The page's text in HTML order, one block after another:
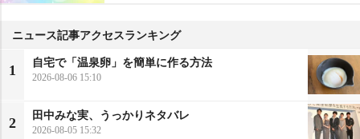
ニュース記事アクセスランキング
1
自宅で「温泉卵」を簡単に作る方法
2026-08-06 15:10
2
田中みな実、うっかりネタバレ
2026-08-05 15:32